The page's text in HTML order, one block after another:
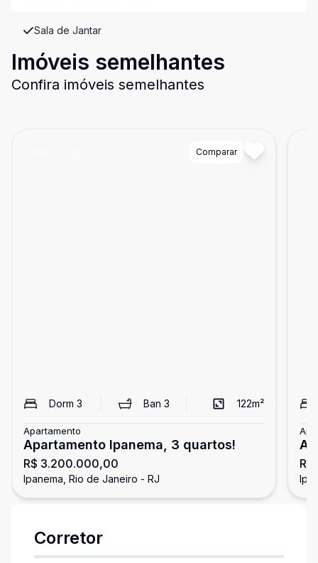
Sala de Jantar
Imóveis semelhantes
Confira imóveis semelhantes
Comparar
Dorm 3 Ban3 122m²
Apartamento
Apartamento Ipanema, 3 quartos!
R$ 3.200.000,00
Ipanema, Rio de Janeiro - RJ
Corretor